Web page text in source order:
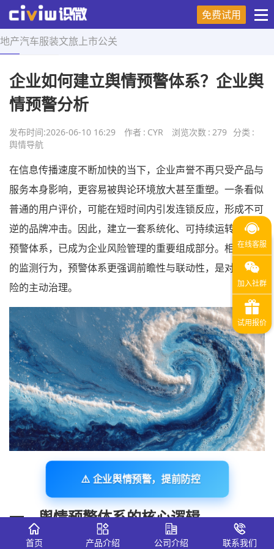
免费试用
地产汽车服装文旅 上市公关
首页 > 舆情导航 > 正文
企业如何建立舆情预警体系？企业舆
情预警分析
发布时间:2026-06-10 16:29 作者 : CYR 浏览次数 : 279 分类 :
舆情导航
在信息传播速度不断加快的当下，企业声誉不再只受产品与
服务本身影响，更容易被舆论环境放大甚至重塑。一条看似
普通的用户评价，可能在短时间内引发连锁反应，形成不可
逆的品牌冲击。因此，建立一套系统化、可持续运转的舆情
预警体系，已成为企业风险管理的重要组成部分。相比单一
的监测行为，预警体系更强调前瞻性与联动性，是对舆情风
险的主动治理。
⚠️ 企业舆情预警，提前防控
一、舆情预警体系的核心逻辑
1、从信息收集到风险识别的闭环构建
首页 产品介绍 公司介绍 联系我们